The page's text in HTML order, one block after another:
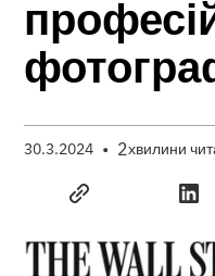
30.3.2024 • 2хвилини